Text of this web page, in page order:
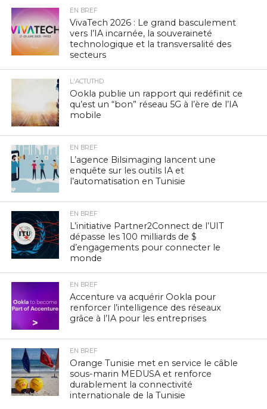
EN BREF
VivaTech 2026 : Le grand basculement
vers l’IA incarnée, la souveraineté
technologique et la transversalité des
secteurs
L'ACTUTHD
Ookla publie un rapport qui redéfinit ce
qu’est un “bon” réseau 5G à l’ère de l’IA
mobile
EN BREF
L’agence Bilsimaging lancent une
enquête sur les outils IA et
l’automatisation en Tunisie
EN BREF
L’initiative Partner2Connect de l’UIT
dépasse les 100 milliards de $
d’engagements pour connecter le
monde
EN BREF
Accenture va acquérir Ookla pour
renforcer l’intelligence des réseaux
grâce à l’IA pour les entreprises
EN BREF
Orange Tunisie met en service le câble
sous-marin MEDUSA et renforce
durablement la connectivité
internationale de la Tunisie